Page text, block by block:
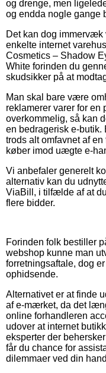
og drenge, men
og endda nogle gange
Det kan dog
enkelte internet
Cosmetics – Shadow
White forinden du
skudsikker på at
Man skal bare være
reklamerer varer for en
overkommelig, så kan
en bedragerisk e-butik.
trods alt omfavnet af
køber imod uægte e-
Vi anbefaler generelt
alternativ kan du
ViaBill, i tilfælde af at
flere bidder.
Forinden folk bestiller
webshop kunne man
forretningsaftale, dog
ophidsende.
Alternativet er at finde
af e-mærket, da det
online forhandleren
udover at internet
eksperter der
får du chance for
dilemmaer ved din